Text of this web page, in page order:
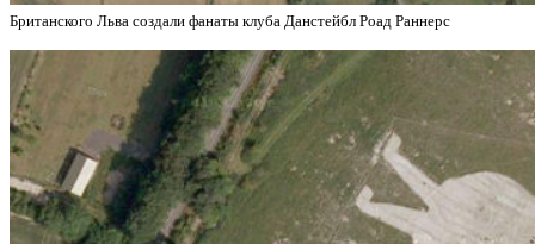
Британского Льва создали фанаты клуба Данстейбл Роад Раннерс